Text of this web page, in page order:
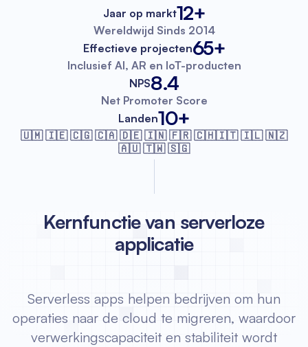
Jaar op markt12+
Wereldwijd Sinds 2014
Effectieve projecten65+
Inclusief AI, AR en IoT-producten
NPS8.4
Net Promoter Score
Landen10+
🇺🇲 🇮🇪 🇨🇬 🇨🇦 🇩🇪 🇮🇳 🇫🇷🇨🇭🇮🇹 🇮🇱 🇳🇿
🇦🇺 🇹🇼 🇸🇬
Kernfunctie van serverloze
applicatie
Serverless apps helpen bedrijven om hun
operaties naar de cloud te migreren, waardoor
verwerkingscapaciteit en stabiliteit wordt